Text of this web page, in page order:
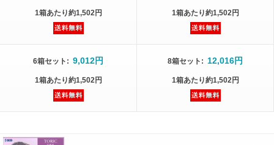
1箱あたり約1,502円 1箱あたり約1,502円
6箱セット : 9,012円
1箱あたり約1,502円
8箱セット : 12,016円
1箱あたり約1,502円